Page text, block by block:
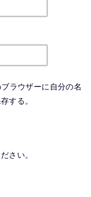
ラウザーに自分の名
する。
さい。